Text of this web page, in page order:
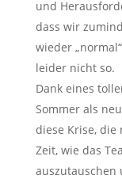
und
dass wir
wieder
leider nicht so.
Dank eines
Sommer als
diese Krise, die
Zeit, wie das
auszutauschen